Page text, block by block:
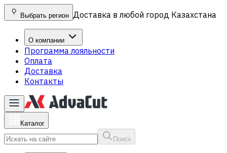
Выбрать регион Доставка в любой город Казахстана
О компании
Программа лояльности
Оплата
Доставка
Контакты
Каталог
Поиск